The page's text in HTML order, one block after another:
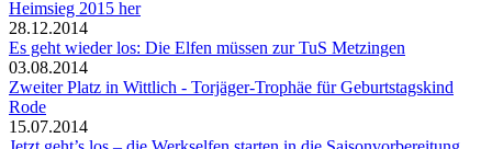
Heimsieg 2015 her
28.12.2014
Es geht wieder los: Die Elfen müssen zur TuS Metzingen
03.08.2014
Zweiter Platz in Wittlich - Torjäger-Trophäe für Geburtstagskind
Rode
15.07.2014